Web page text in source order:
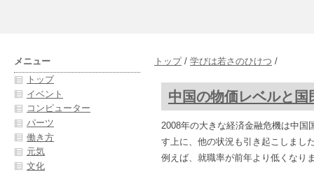
トップ/ 学びは若さのひけつ /
中国の物価レベルと国
2008年の大きな経済金融危機は中国
す上に、他の状況も引き起こしまし
例えば、就職率が前年より低くなり
メニュー
トップ
イベント
コンピューター
パーツ
働き方
元気
文化